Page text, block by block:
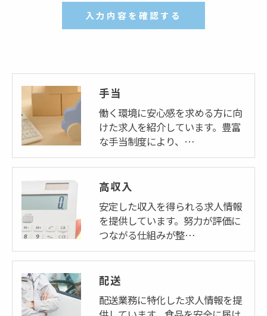
手当
働く環境に安心感を求める方に向
けた求人を紹介しています。豊富
な手当制度により、…
高収入
安定した収入を得られる求人情報
を提供しています。努力が評価に
つながる仕組みが整…
配送
配送業務に特化した求人情報を提